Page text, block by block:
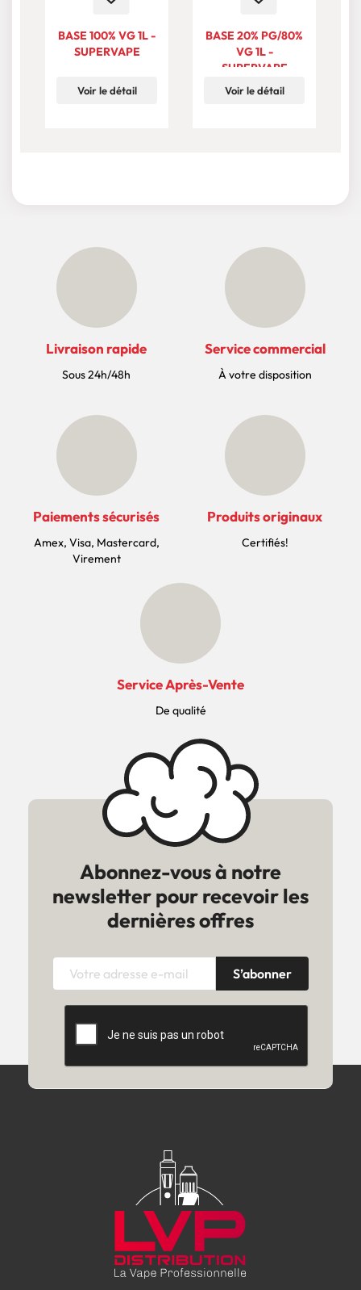
BASE 100% VG 1L -
SUPERVAPE
Voir le détail
BASE 20% PG/80%
VG 1L -
SUPERVAPE
Voir le détail
Livraison rapide
Sous 24h/48h
Service commercial
À votre disposition
Paiements sécurisés
Amex, Visa, Mastercard,
Virement
Produits originaux
Certifiés!
Service Après-Vente
De qualité
Abonnez-vous à notre
newsletter pour recevoir les
dernières offres